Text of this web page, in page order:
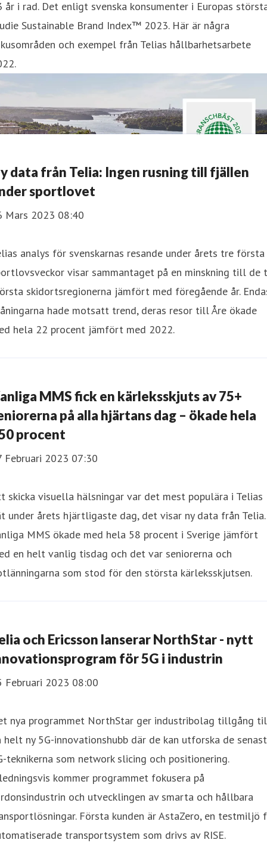
år i rad. Det enligt svenska konsumenter i Europas
Sustainable Brand Index™ 2023. Här är några
och exempel från Telias hållbarhetsarbete
data från Telia: Ingen rusning till fjällen
sportlovet
Mars 2023 08:40
analys för svenskarnas resande under årets tre första
visar sammantaget på en minskning till de
skidortsregionerna jämfört med föregående år.
hade motsatt trend, deras resor till Åre ökade
hela 22 procent jämfört med 2022.
MMS fick en kärleksskjuts av 75+
på alla hjärtans dag – ökade hela
procent
Februari 2023 07:30
skicka visuella hälsningar var det mest populära i Telias
under årets hjärtligaste dag, det visar ny data från Telia.
MMS ökade med hela 58 procent i Sverige jämfört
en helt vanlig tisdag och det var seniorerna och
som stod för den största kärleksskjutsen.
och Ericsson lanserar NorthStar - nytt
för 5G i industrin
Februari 2023 08:00
nya programmet NorthStar ger industribolag tillgång
helt ny 5G-innovationshubb där de kan utforska de
teknikerna som network slicing och positionering.
kommer programmet fokusera på
och utvecklingen av smarta och hållbara
Första kunden är AstaZero, en testmiljö
transportsystem som drivs av RISE.